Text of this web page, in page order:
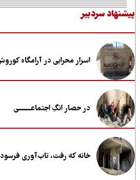
سردبیر
اسرار محرابی در آرامگاه کوروش
در حصار انگِ اجتماعــــــــی
خانه که رفت، تاب‌آوری فرسوده شد